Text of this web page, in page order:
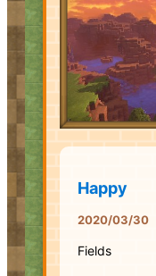
Happy
2020/03/30
Fields